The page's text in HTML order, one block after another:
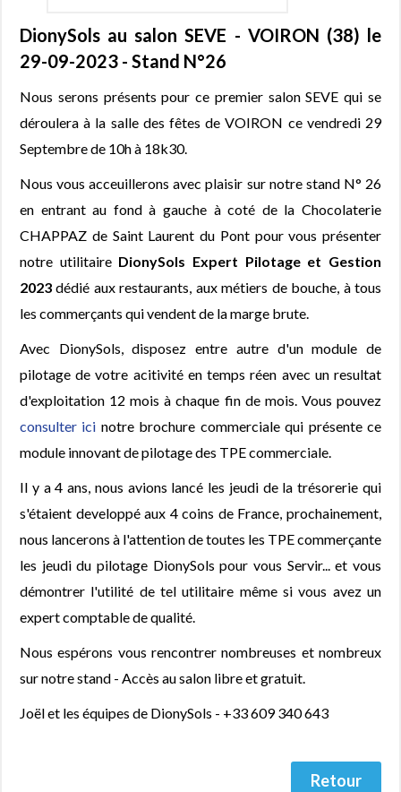
DionySols au salon SEVE - VOIRON (38) le
29-09-2023 - Stand N°26
Nous serons présents pour ce premier salon SEVE qui se
déroulera à la salle des fêtes de VOIRON ce vendredi 29
Septembre de 10h à 18k30.
Nous vous acceuillerons avec plaisir sur notre stand N° 26
en entrant au fond à gauche à coté de la Chocolaterie
CHAPPAZ de Saint Laurent du Pont pour vous présenter
notre utilitaire DionySols Expert Pilotage et Gestion
2023 dédié aux restaurants, aux métiers de bouche, à tous
les commerçants qui vendent de la marge brute.
Avec DionySols, disposez entre autre d'un module de
pilotage de votre acitivité en temps réen avec un resultat
d'exploitation 12 mois à chaque fin de mois. Vous pouvez
consulter ici notre brochure commerciale qui présente ce
module innovant de pilotage des TPE commerciale.
Il y a 4 ans, nous avions lancé les jeudi de la trésorerie qui
s'étaient developpé aux 4 coins de France, prochainement,
nous lancerons à l'attention de toutes les TPE commerçante
les jeudi du pilotage DionySols pour vous Servir... et vous
démontrer l'utilité de tel utilitaire même si vous avez un
expert comptable de qualité.
Nous espérons vous rencontrer nombreuses et nombreux
sur notre stand - Accès au salon libre et gratuit.
Joël et les équipes de DionySols - +33 609 340 643
Retour